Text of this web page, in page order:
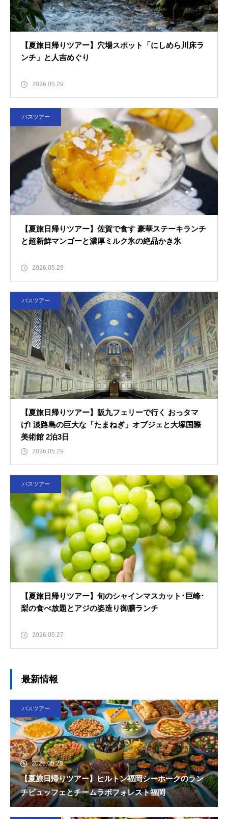
【夏旅日帰りツアー】穴場スポット「にしめら川床ラ
ンチ」と人吉めぐり
2026.05.29
バスツアー
【夏旅日帰りツアー】佐賀で食す 豪華ステーキランチ
と超新鮮マンゴーと濃厚ミルク氷の絶品かき氷
2026.05.29
バスツアー
【夏旅日帰りツアー】阪九フェリーで行く おっタマ
げ! 淡路島の巨大な「たまねぎ」オブジェと大塚国際
美術館 2泊3日
2026.05.29
バスツアー
【夏旅日帰りツアー】旬のシャインマスカット･巨峰･
梨の食べ放題とアジの姿造り御膳ランチ
2026.05.27
最新情報
バスツアー
2026.05.29
【夏旅日帰りツアー】ヒルトン福岡シーホークのラン
チビュッフェとチームラボフォレスト福岡